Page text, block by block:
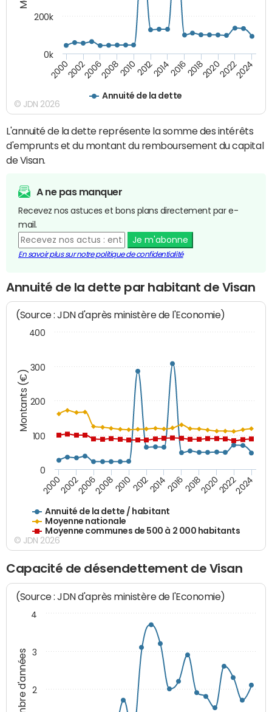
Annuité de la dette
200020022006200820102012201420162018202020222024
0k
200k
© JDN 2026
L'annuité de la dette représente la somme des intérêts
d'emprunts et du montant du remboursement du capital
de Visan.
A ne pas manquer
Recevez nos astuces et bons plans directement par e-
mail.
Je m'abonne
En savoir plus sur notre politique de confidentialité
Annuité de la dette par habitant de Visan
Montants (€)
(Source : JDN d'après ministère de l'Economie)
Annuité de la dette / habitant
Moyenne nationale
Moyenne communes de 500 à 2 000 habitants
200020022006200820102012201420162018202020222024
0
100
200
300
400
© JDN 2026
Capacité de désendettement de Visan
Nombre d'années
(Source : JDN d'après ministère de l'Economie)
2
3
4